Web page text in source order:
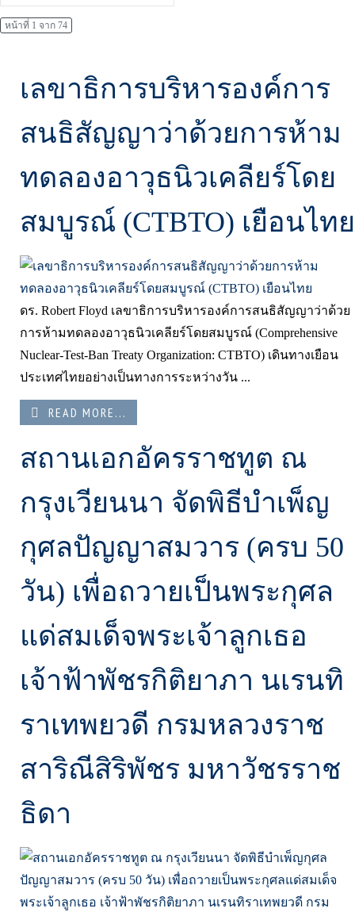
หน้าที่ 1 จาก 74
เลขาธิการบริหารองค์การ
สนธิสัญญาว่าด้วยการห้าม
ทดลองอาวุธนิวเคลียร์โดย
สมบูรณ์ (CTBTO) เยือนไทย
ดร. Robert Floyd เลขาธิการบริหารองค์การสนธิสัญญาว่าด้วย
การห้ามทดลองอาวุธนิวเคลียร์โดยสมบูรณ์ (Comprehensive
Nuclear-Test-Ban Treaty Organization: CTBTO) เดินทางเยือน
ประเทศไทยอย่างเป็นทางการระหว่างวัน ...
READ MORE...
สถานเอกอัครราชทูต ณ
กรุงเวียนนา จัดพิธีบำเพ็ญ
กุศลปัญญาสมวาร (ครบ 50
วัน) เพื่อถวายเป็นพระกุศล
แด่สมเด็จพระเจ้าลูกเธอ
เจ้าฟ้าพัชรกิติยาภา นเรนทิ
ราเทพยวดี กรมหลวงราช
สาริณีสิริพัชร มหาวัชรราช
ธิดา